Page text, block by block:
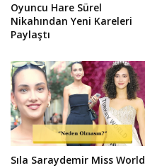
Oyuncu Hare Sürel
Nikahından Yeni Kareleri
Paylaştı
Sıla Saraydemir Miss World